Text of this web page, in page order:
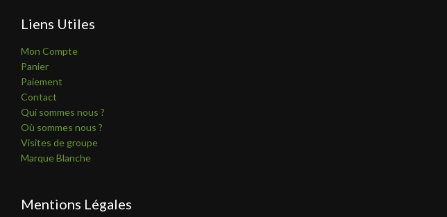
Liens Utiles
Mon Compte
Panier
Paiement
Contact
Qui sommes nous ?
Où sommes nous ?
Visites de groupe
Marque Blanche
Mentions Légales